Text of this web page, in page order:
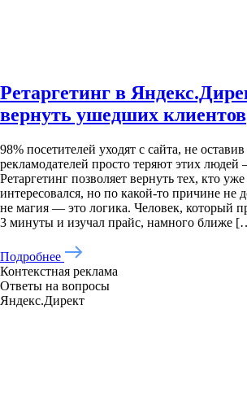
Ретаргетинг в
вернуть ушедших клиентов
98% посетителей уходят с сайта, не
рекламодателей просто теряют этих
Ретаргетинг позволяет вернуть тех, кто
интересовался, но по какой-то причине не
не магия — это логика. Человек, который
3 минуты и изучал прайс, намного ближе
Подробнее
Контекстная реклама
Ответы на вопросы
Яндекс.Директ
8 800 101-63-20
Услуги
Тарифы
Кейсы